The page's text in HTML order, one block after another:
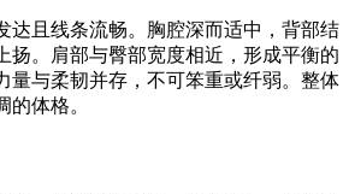
达且线条流畅。胸腔深而适中，背部结
扬。肩部与臀部宽度相近，形成平衡的
量与柔韧并存，不可笨重或纤弱。整体
的体格。